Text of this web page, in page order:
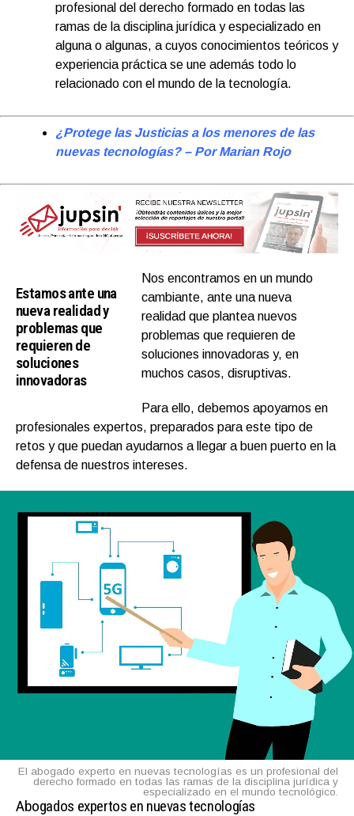
profesional del derecho formado en todas las
ramas de la disciplina jurídica y especializado en
alguna o algunas, a cuyos conocimientos teóricos y
experiencia práctica se une además todo lo
relacionado con el mundo de la tecnología.
¿Protege las Justicias a los menores de las
nuevas tecnologías? – Por Marian Rojo
Estamos ante una
nueva realidad y
problemas que
requieren de
soluciones
innovadoras
Nos encontramos en un mundo
cambiante, ante una nueva
realidad que plantea nuevos
problemas que requieren de
soluciones innovadoras y, en
muchos casos, disruptivas.
Para ello, debemos apoyarnos en
profesionales expertos, preparados para este tipo de
retos y que puedan ayudarnos a llegar a buen puerto en la
defensa de nuestros intereses.
El abogado experto en nuevas tecnologías es un profesional del
derecho formado en todas las ramas de la disciplina jurídica y
especializado en el mundo tecnológico.
Abogados expertos en nuevas tecnologías